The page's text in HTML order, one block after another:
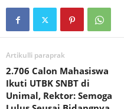
Artikulli paraprak
2.706 Calon Mahasiswa
Ikuti UTBK SNBT di
Unimal, Rektor: Semoga